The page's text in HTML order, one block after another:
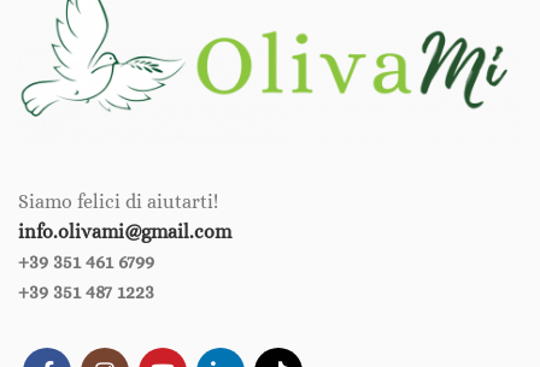
Siamo felici di aiutarti!
info.olivami@gmail.com
+39 351 461 6799‪‪
+39 351 487 1223